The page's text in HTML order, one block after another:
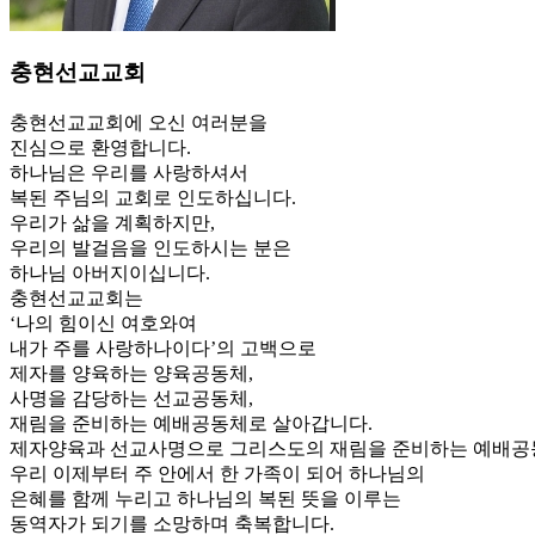
충현선교교회
충현선교교회에 오신 여러분을
진심으로 환영합니다.
하나님은 우리를 사랑하셔서
복된 주님의 교회로 인도하십니다.
우리가 삶을 계획하지만,
우리의 발걸음을 인도하시는 분은
하나님 아버지이십니다.
충현선교교회는
‘나의 힘이신 여호와여
내가 주를 사랑하나이다’의 고백으로
제자를 양육하는 양육공동체,
사명을 감당하는 선교공동체,
재림을 준비하는 예배공동체로 살아갑니다.
제자양육과 선교사명으로 그리스도의 재림을 준비하는 예배공
우리 이제부터 주 안에서 한 가족이 되어 하나님의
은혜를 함께 누리고 하나님의 복된 뜻을 이루는
동역자가 되기를 소망하며 축복합니다.